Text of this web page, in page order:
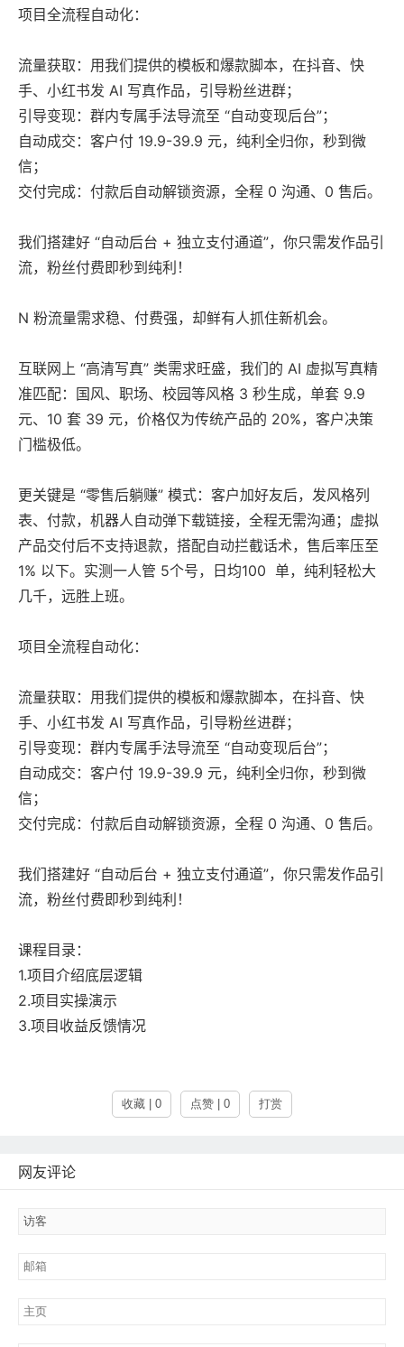
项目全流程自动化：
流量获取：用我们提供的模板和爆款脚本，在抖音、快
手、小红书发 AI 写真作品，引导粉丝进群；
引导变现：群内专属手法导流至 “自动变现后台”；
自动成交：客户付 19.9-39.9 元，纯利全归你，秒到微
信；
交付完成：付款后自动解锁资源，全程 0 沟通、0 售后。
我们搭建好 “自动后台 + 独立支付通道”，你只需发作品引
流，粉丝付费即秒到纯利！
N 粉流量需求稳、付费强，却鲜有人抓住新机会。
互联网上 “高清写真” 类需求旺盛，我们的 AI 虚拟写真精
准匹配：国风、职场、校园等风格 3 秒生成，单套 9.9
元、10 套 39 元，价格仅为传统产品的 20%，客户决策
门槛极低。
更关键是 “零售后躺赚” 模式：客户加好友后，发风格列
表、付款，机器人自动弹下载链接，全程无需沟通；虚拟
产品交付后不支持退款，搭配自动拦截话术，售后率压至
1% 以下。实测一人管 5个号，日均100 单，纯利轻松大
几千，远胜上班。
项目全流程自动化：
流量获取：用我们提供的模板和爆款脚本，在抖音、快
手、小红书发 AI 写真作品，引导粉丝进群；
引导变现：群内专属手法导流至 “自动变现后台”；
自动成交：客户付 19.9-39.9 元，纯利全归你，秒到微
信；
交付完成：付款后自动解锁资源，全程 0 沟通、0 售后。
我们搭建好 “自动后台 + 独立支付通道”，你只需发作品引
流，粉丝付费即秒到纯利！
课程目录：
1.项目介绍底层逻辑
2.项目实操演示
3.项目收益反馈情况
收藏 | 0 点赞 | 0 打赏
网友评论